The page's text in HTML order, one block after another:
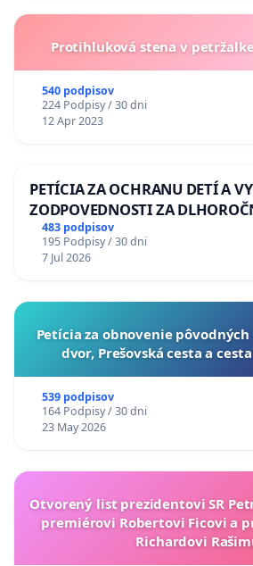
Protihluková stena v
540 podpisov
224 Podpisy / 30 dni
12 Apr 2023
PETÍCIA ZA OCHRANU DETÍ A
ZODPOVEDNOSTI ZA
A ZLYHANIE ŠTÁTU
483 podpisov
195 Podpisy / 30 dni
7 Jul 2026
​Petícia za obnovenie
dvor, Prešovská cesta a cesta
539 podpisov
164 Podpisy / 30 dni
23 May 2026
Otvorený list prezidentovi SR
premiérovi Robertovi Ficovi a
Richardovi